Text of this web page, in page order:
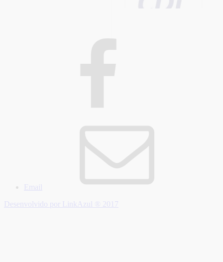
Email
Desenvolvido por LinkAzul ® 2017